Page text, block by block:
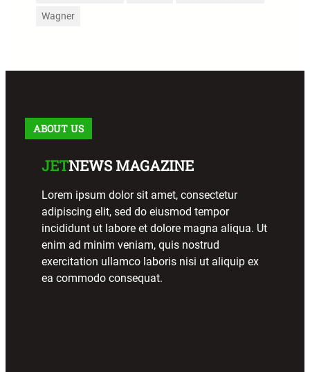
Wagner
ABOUT US
JETNEWS MAGAZINE
Lorem ipsum dolor sit amet, consectetur
adipiscing elit, sed do eiusmod tempor
incididunt ut labore et dolore magna aliqua. Ut
enim ad minim veniam, quis nostrud
exercitation ullamco laboris nisi ut aliquip ex
ea commodo consequat.